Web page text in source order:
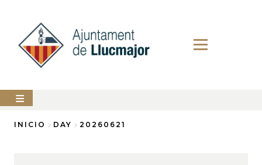
contenido
principal
AYUNTAMIENTO
INICIO DAY 20260621